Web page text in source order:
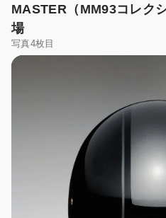
MASTER（MM93コレク
場
写真4枚目